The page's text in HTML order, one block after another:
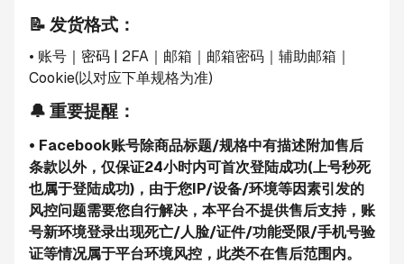
📝 发货格式：
• 账号 ｜密码 | 2FA｜邮箱｜邮箱密码｜辅助邮箱｜
Cookie(以对应下单规格为准)
🔔 重要提醒：
• Facebook账号除商品标题/规格中有描述附加售后
条款以外，仅保证24小时内可首次登陆成功(上号秒死
也属于登陆成功)，由于您IP/设备/环境等因素引发的
风控问题需要您自行解决，本平台不提供售后支持，账
号新环境登录出现死亡/人脸/证件/功能受限/手机号验
证等情况属于平台环境风控，此类不在售后范围内。